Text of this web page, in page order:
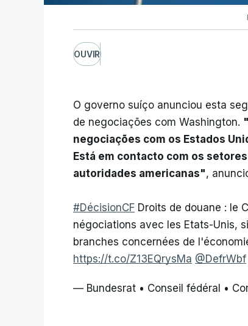
OUVIR
O governo suíço anunciou esta
de negociações com Washington.
negociações com os Estados
Está em contacto com os
autoridades americanas",
#DécisionCF Droits de douane : le
négociations avec les Etats-Unis,
branches concernées de
https://t.co/Z13EQrysMa @DefrWbf
— Bundesrat • Conseil fédéral •